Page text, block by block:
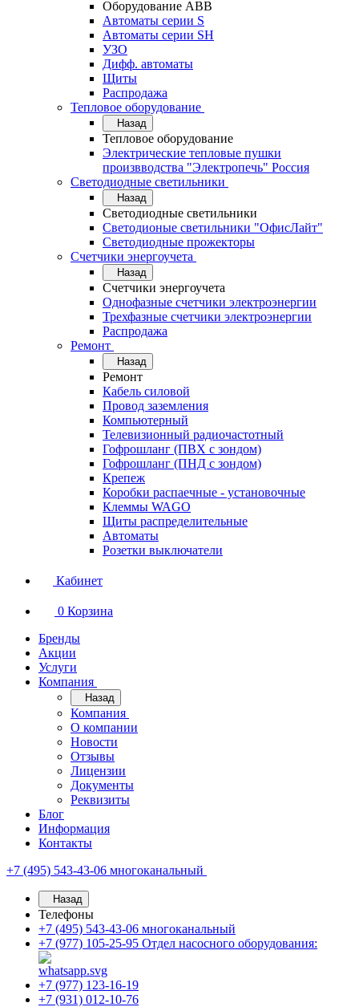
Оборудование АВВ
Автоматы серии S
Автоматы серии SH
УЗО
Дифф. автоматы
Щиты
Распродажа
Тепловое оборудование
Назад
Тепловое оборудование
Электрические тепловые пушки
произвводства "Электропечь" Россия
Светодиодные светильники
Назад
Светодиодные светильники
Светодионые светильники "ОфисЛайт"
Светодиодные прожекторы
Счетчики энергоучета
Назад
Счетчики энергоучета
Однофазные счетчики электроэнергии
Трехфазные счетчики электроэнергии
Распродажа
Ремонт
Назад
Ремонт
Кабель силовой
Провод заземления
Компьютерный
Телевизионный радиочастотный
Гофрошланг (ПВХ с зондом)
Гофрошланг (ПНД с зондом)
Крепеж
Коробки распаечные - установочные
Клеммы WAGO
Щиты распределительные
Автоматы
Розетки выключатели
Кабинет
0 Корзина
Бренды
Акции
Услуги
Компания
Назад
Компания
О компании
Новости
Отзывы
Лицензии
Документы
Реквизиты
Блог
Информация
Контакты
+7 (495) 543-43-06 многоканальный
Назад
Телефоны
+7 (495) 543-43-06 многоканальный
+7 (977) 105-25-95 Отдел насосного оборудования:
+7 (977) 123-16-19
+7 (931) 012-10-76